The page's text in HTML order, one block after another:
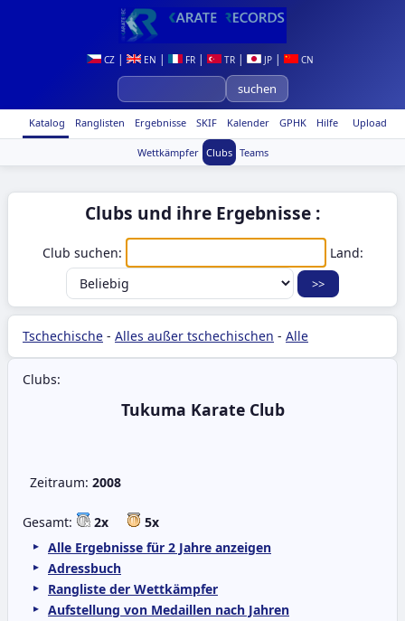
CZ| EN | FR| TR| JP| CN
Upload
Katalog Ranglisten Ergebnisse SKIF Kalender GPHK Hilfe
Wettkämpfer Clubs Teams
Clubs und ihre Ergebnisse :
Club suchen: Land:
Tschechische - Alles außer tschechischen - Alle
Clubs:
Tukuma Karate Club
Zeitraum: 2008
Gesamt: 2x
5x
Alle Ergebnisse für 2 Jahre anzeigen
Adressbuch
Rangliste der Wettkämpfer
Aufstellung von Medaillen nach Jahren